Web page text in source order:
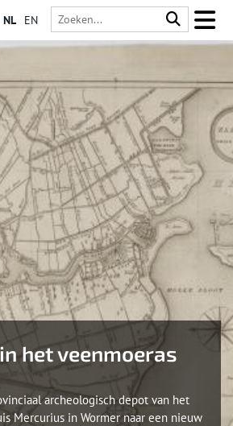
NL EN
het veenmoeras
archeologisch depot van het
Mercurius in Wormer naar een nieuw